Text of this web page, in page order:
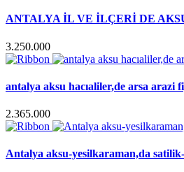
ANTALYA İL VE İLÇERİ DE
3.250.000
antalya aksu hacıaliler,de arsa arazi
2.365.000
Antalya aksu-yesilkaraman,da